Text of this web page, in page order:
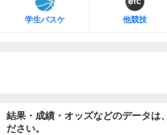
学生バスケ 他競技
結果・成績・オッズなどのデータは
ださい。